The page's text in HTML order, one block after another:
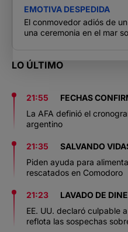
EMOTIVA DESPEDIDA
El conmovedor adiós de
una ceremonia en el mar
LO ÚLTIMO
21:55
FECHAS
La AFA definió el
argentino
21:35
SALVANDO
Piden ayuda para
rescatados en Comodoro
21:23
LAVADO DE
EE. UU. declaró culpable
reflota las sospechas